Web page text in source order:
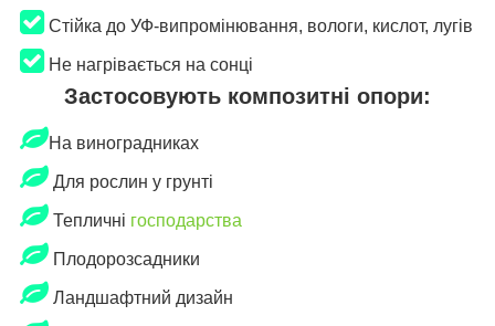
Стійка до УФ-випромінювання, вологи, кислот, лугів
Не нагрівається на сонці
Застосовують композитні опори:
На виноградниках
Для рослин у грунті
Тепличні господарства
Плодорозсадники
Ландшафтний дизайн